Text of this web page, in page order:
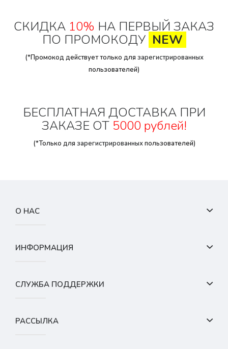
СКИДКА 10% НА ПЕРВЫЙ ЗАКАЗ
ПО ПРОМОКОДУ NEW
(*Промокод действует только для зарегистрированных
пользователей)
БЕСПЛАТНАЯ ДОСТАВКА ПРИ
ЗАКАЗЕ ОТ 5000 рублей!
(*Только для зарегистрированныхпользователей)
О НАС
ИНФОРМАЦИЯ
СЛУЖБА ПОДДЕРЖКИ
РАССЫЛКА